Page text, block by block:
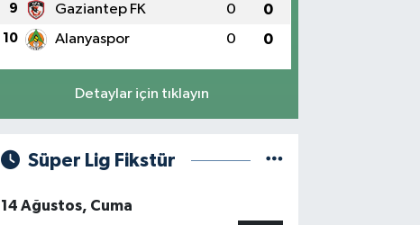
9 Gaziantep FK 0 0
10 Alanyaspor 0 0
Detaylar için tıklayın
Süper Lig Fikstür
14 Ağustos, Cuma